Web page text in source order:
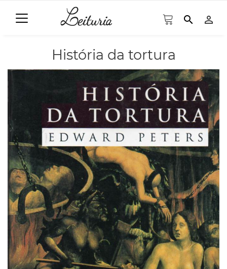
search person_outline
História da tortura